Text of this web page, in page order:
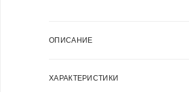
ОПИСАНИЕ
ХАРАКТЕРИСТИКИ